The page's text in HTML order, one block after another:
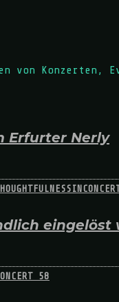
von Konzerten,
Erfurter Nerly
eingelöst